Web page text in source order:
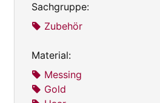
Sachgruppe:
Zubehör
Material:
Messing
Gold